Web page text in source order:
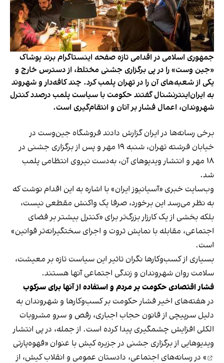
جمهوری اسلامی در اقدامی تازه صفحه اینستاگرام برند پوشاک
«جین وست» را در پی برگزاری جشنی مختلط، از دسترس خارج و
یکی از شعبه‌های آن را در تهران پلمب کرد. چند کافه‌‌دار و شهروند
به ایران‌اینترنشنال گفتند حکومت با سیاست پلمب درصدد کنترل
شهروندان، اعمال فشار بر آنان و انتقام‌گیری است.
برخی رسانه‌ها در ایران گزارش دادند فروشگاه جین‌وست در
خیابان فرشته تهران، شنبه ۱۹ مهر و پس از برگزاری جشنی در
۱۸ مهر و انتشار ویدیوهای آن، به‌دست نیروی انتظامی پلمب
شد.
وب‌سایت خبری «آسیانیوز ایران» با اشاره به این اقدام نوشت که
به نظر می‌رسد این برخورد، صرفا یک واکنش مقطعی نیست،
بلکه بخشی از یک کارزار بزرگ‌تر برای «کنترل بیشتر بر فضای
اجتماعی، مقابله با نمایش ثروت و اجرای سختگیرانه‌تر قوانین»
است.
بسیاری از کسب‌وکارها نگران تاثیر این سیاست‌ تازه بر معیشت،
سلامت روان شهروندان و زندگی اجتماعی آنها هستند.
فشار اقتصادی حکومت بر مردم و استفاده از آنها برای سرکوب
در هفته‌های اخیر فشار حکومت بر کسب‌وکارها و شهروندان به
دلیل سرپیچی از قانون حجاب اجباری، رقص و سرو مشروبات
الکلی افزایش چشمگیری پیدا کرده است. از جمله، در پی انتشار
ویدیوهایی از برگزاری جشنی در جزیره کیش با عنوان «قهوه‌پارتی
» در رسانه‌های اجتماعی، دادستان عمومی و انقلاب کیش، از